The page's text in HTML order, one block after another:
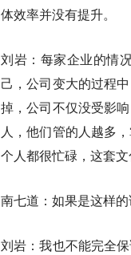
体效率并没有提升。
刘岩： 每家企业的情
己，公司变大的过程
掉，公司不仅没受影
人，他们管的人越多
个人都很忙碌，这套
南七道： 如果是这样
刘岩：我也不能完全